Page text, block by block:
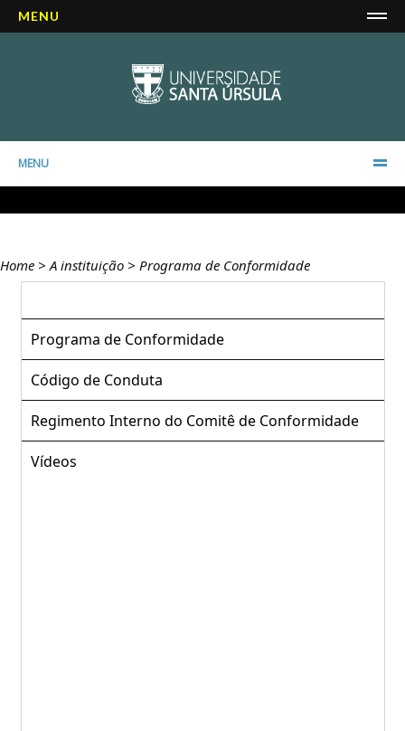
MENU
MENU
Home > A instituição > Programa de Conformidade
Programa de Conformidade
Código de Conduta
Regimento Interno do Comitê de Conformidade
Vídeos